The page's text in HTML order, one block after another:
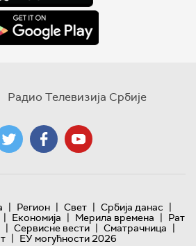
Радио Телевизија Србије
| Регион | Свет | Србија данас |
| Економија | Мерила времена | Рат
| Сервисне вести | Сматрачница |
| ЕУ могућности 2026